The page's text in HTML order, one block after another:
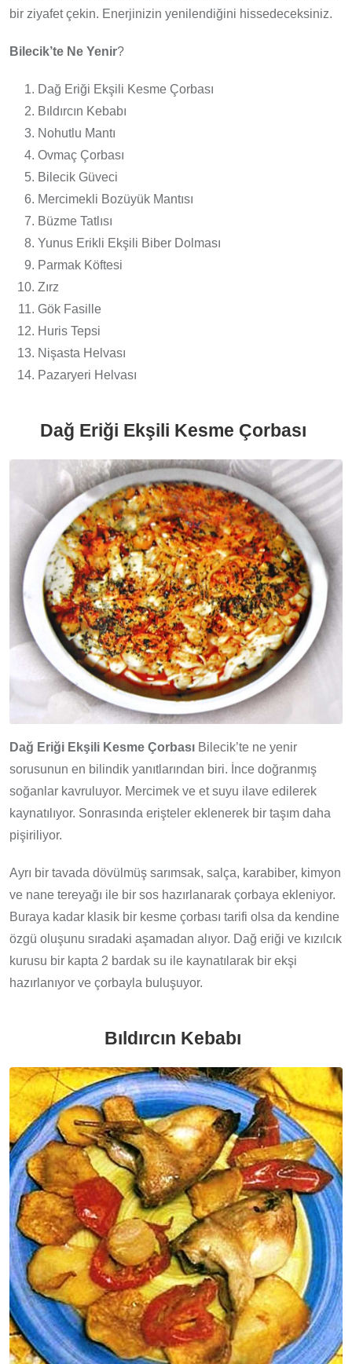
bir ziyafet çekin. Enerjinizin yenilendiğini hissedeceksiniz.
Bilecik’te Ne Yenir?
Dağ Eriği Ekşili Kesme Çorbası
Bıldırcın Kebabı
Nohutlu Mantı
Ovmaç Çorbası
Bilecik Güveci
Mercimekli Bozüyük Mantısı
Büzme Tatlısı
Yunus Erikli Ekşili Biber Dolması
Parmak Köftesi
Zırz
Gök Fasille
Huris Tepsi
Nişasta Helvası
Pazaryeri Helvası
Dağ Eriği Ekşili Kesme Çorbası
Dağ Eriği Ekşili Kesme Çorbası Bilecik’te ne yenir
sorusunun en bilindik yanıtlarından biri. İnce doğranmış
soğanlar kavruluyor. Mercimek ve et suyu ilave edilerek
kaynatılıyor. Sonrasında erişteler eklenerek bir taşım daha
pişiriliyor.
Ayrı bir tavada dövülmüş sarımsak, salça, karabiber, kimyon
ve nane tereyağı ile bir sos hazırlanarak çorbaya ekleniyor.
Buraya kadar klasik bir kesme çorbası tarifi olsa da kendine
özgü oluşunu sıradaki aşamadan alıyor. Dağ eriği ve kızılcık
kurusu bir kapta 2 bardak su ile kaynatılarak bir ekşi
hazırlanıyor ve çorbayla buluşuyor.
Bıldırcın Kebabı